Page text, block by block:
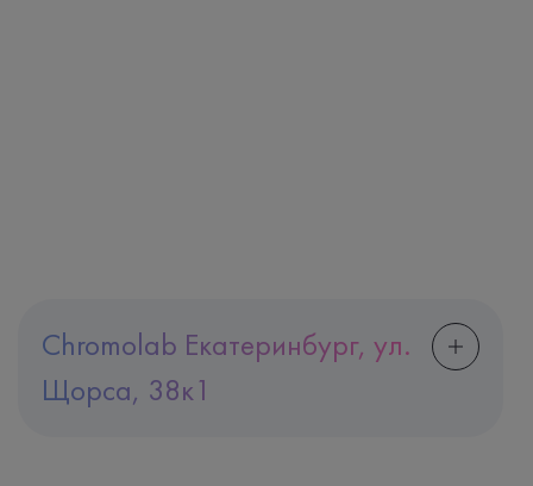
Chromolab Екатеринбург, ул.
Щорса, 38к1